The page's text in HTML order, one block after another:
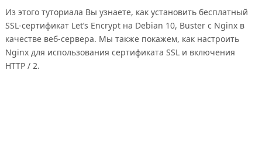
Из этого туториала Вы узнаете, как установить бесплатный
SSL-сертификат Let’s Encrypt на Debian 10, Buster с Nginx в
качестве веб-сервера. Мы также покажем, как настроить
Nginx для использования сертификата SSL и включения
HTTP / 2.